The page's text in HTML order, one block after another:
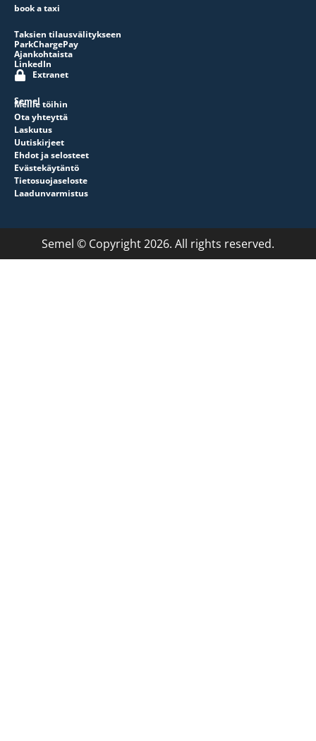
book a taxi
Taksien tilausvälitykseen
ParkChargePay
Ajankohtaista
LinkedIn
Extranet
Semel
Meille töihin
Ota yhteyttä
Laskutus
Uutiskirjeet
Ehdot ja selosteet
Evästekäytäntö
Tietosuojaseloste
Laadunvarmistus
Semel © Copyright 2026. All rights reserved.